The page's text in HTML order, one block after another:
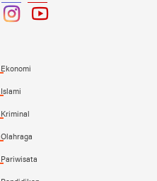
Ekonomi
Islami
Kriminal
Olahraga
Pariwisata